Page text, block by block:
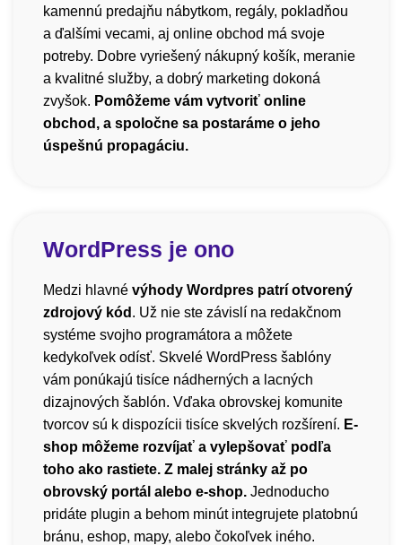
kamennú predajňu nábytkom, regály, pokladňou
a ďalšími vecami, aj online obchod má svoje
potreby. Dobre vyriešený nákupný košík, meranie
a kvalitné služby, a dobrý marketing dokoná
zvyšok. Pomôžeme vám vytvoriť online
obchod, a spoločne sa postaráme o jeho
úspešnú propagáciu.
WordPress je ono
Medzi hlavné výhody Wordpres patrí otvorený
zdrojový kód . Už nie ste závislí na redakčnom
systéme svojho programátora a môžete
kedykoľvek odísť. Skvelé WordPress šablóny
vám ponúkajú tisíce nádherných a lacných
dizajnových šablón. Vďaka obrovskej komunite
tvorcov sú k dispozícii tisíce skvelých rozšírení. E-
shop môžeme rozvíjať a vylepšovať podľa
toho ako rastiete. Z malej stránky až po
obrovský portál alebo e-shop. Jednoducho
pridáte plugin a behom minút integrujete platobnú
bránu, eshop, mapy, alebo čokoľvek iného.